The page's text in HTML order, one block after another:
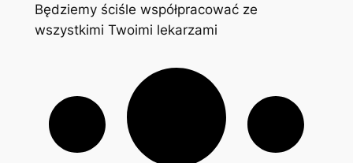
Będziemy ściśle współpracować ze
wszystkimi Twoimi lekarzami